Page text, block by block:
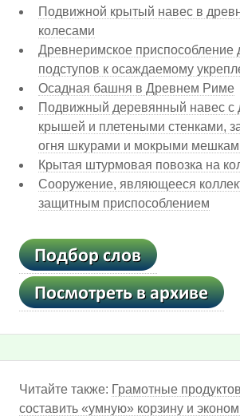
Подвижной крытый навес в
колесами
Древнеримское приспособление
подступов к осаждаемому
Осадная башня в Древнем Риме
Подвижный деревянный навес с
крышей и плетеными стенками,
огня шкурами и мокрыми
Крытая штурмовая повозка на
Сооружение, являющееся
защитным приспособлением
Читайте также: Грамотные
составить «умную» корзину и